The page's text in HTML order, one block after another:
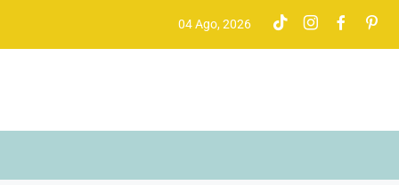
04 Ago, 2026